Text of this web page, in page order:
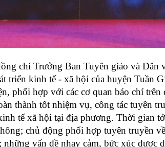
chí Trưởng Ban Tuyên giáo và
triển kinh tế - xã hội của huyện Tuần
phối hợp với các cơ quan báo chí trên
thành tốt nhiệm vụ, công tác tuyên
tế xã hội tại địa phương. Thời gian
chủ động phối hợp tuyên truyền
vấn đề nhạy cảm, bức xúc